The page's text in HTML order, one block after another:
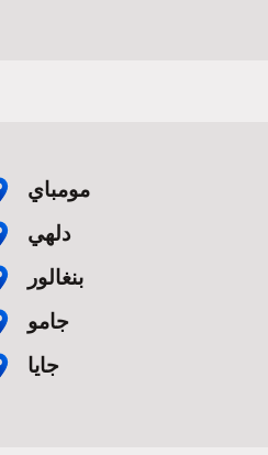
مومباي
دلهي
بنغالور
جامو
جايا